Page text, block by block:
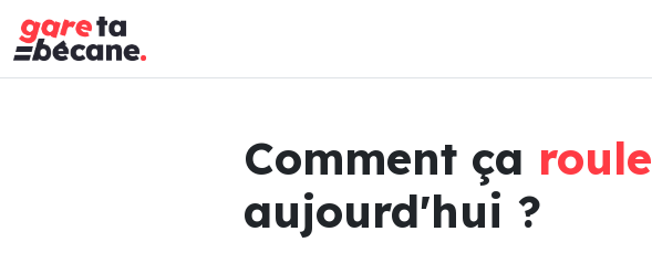
Comment ça roule
aujourd'hui ?